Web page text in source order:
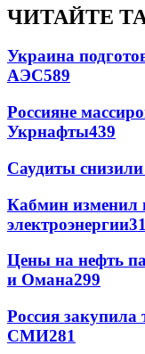
ЧИТАЙТЕ
Украина
АЭС589
Россияне
Укрнафты439
Саудиты
Кабмин изменил
электроэнергии
Цены на нефть
и Омана299
Россия
СМИ281